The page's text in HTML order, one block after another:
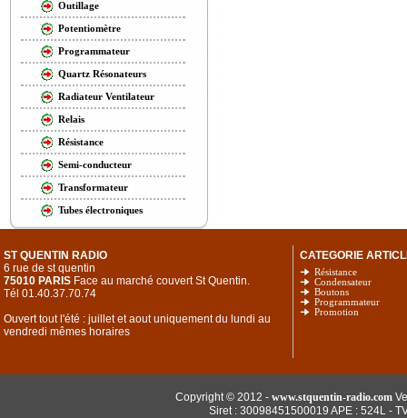
Outillage
Potentiomètre
Programmateur
Quartz Résonateurs
Radiateur Ventilateur
Relais
Résistance
Semi-conducteur
Transformateur
Tubes électroniques
ST QUENTIN RADIO
6 rue de st quentin
75010 PARIS Face au marché couvert St Quentin.
Tél 01.40.37.70.74
Ouvert tout l'été : juillet et aout uniquement du lundi au
vendredi mêmes horaires
CATEGORIE
Résistance
Condensateur
Boutons
Programmateur
Promotion
Copyright © 2012 - www.stquentin-radio.com
Siret : 30098451500019 APE : 524L -